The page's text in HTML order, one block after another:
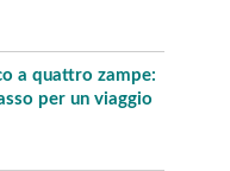
a quattro zampe:
per un viaggio